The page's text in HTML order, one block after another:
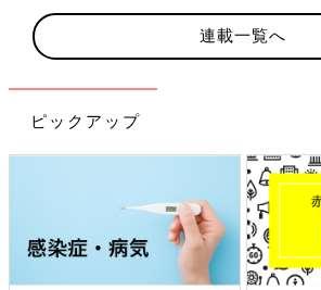
連載一覧へ
ピックアップ